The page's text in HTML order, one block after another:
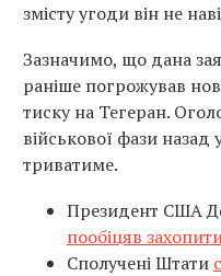
змісту угоди він не
Зазначимо, що дана
раніше погрожував
тиску на Тегеран.
військової фази
триватиме.
Президент США
пообіцяв
Сполучені Штати